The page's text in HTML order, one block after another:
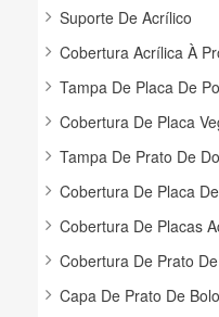
Suporte De Acrílico
Cobertura Acrílica À
Tampa De Placa De
Cobertura De Placa
Tampa De Prato De
Cobertura De Placa
Cobertura De Placas
Cobertura De Prato
Capa De Prato De